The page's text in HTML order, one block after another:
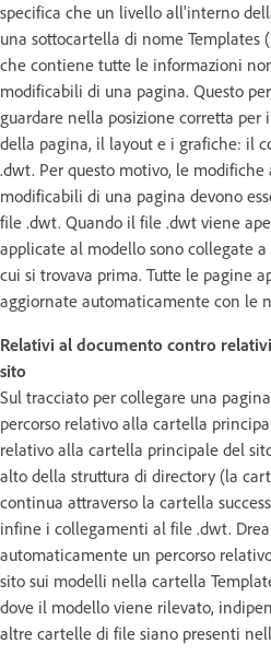
specifica che un livello all'interno
una sottocartella di nome Templates
che contiene tutte le informazioni
modificabili di una pagina. Questo
guardare nella posizione corretta
della pagina, il layout e i grafiche: il
.dwt. Per questo motivo, le
modificabili di una pagina devono
file .dwt. Quando il file .dwt viene
applicate al modello sono collegate
cui si trovava prima. Tutte le pagine
aggiornate automaticamente con le
Relativi al documento contro
sito
Sul tracciato per collegare una
percorso relativo alla cartella
relativo alla cartella principale del
alto della struttura di directory (la
continua attraverso la cartella
infine i collegamenti al file .dwt.
automaticamente un percorso
sito sui modelli nella cartella
dove il modello viene rilevato,
altre cartelle di file siano presenti